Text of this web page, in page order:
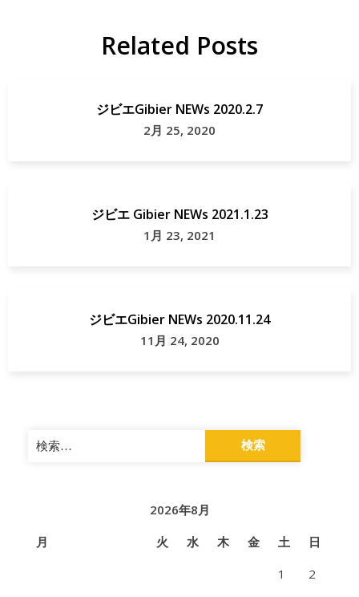
Related Posts
ジビエGibier NEWs 2020.2.7
2月 25, 2020
ジビエ Gibier NEWs 2021.1.23
1月 23, 2021
ジビエGibier NEWs 2020.11.24
11月 24, 2020
検
索:
2026年8月
月
火 水 木 金 土
日
1
2